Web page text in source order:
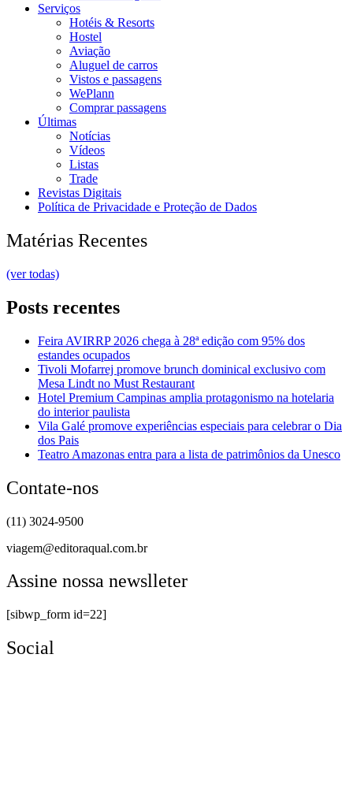
Serviços
Hotéis & Resorts
Hostel
Aviação
Aluguel de carros
Vistos e passagens
WePlann
Comprar passagens
Últimas
Notícias
Vídeos
Listas
Trade
Revistas Digitais
Política de Privacidade e Proteção de Dados
Matérias Recentes
(ver todas)
Posts recentes
Feira AVIRRP 2026 chega à 28ª edição com 95% dos
estandes ocupados
Tivoli Mofarrej promove brunch dominical exclusivo com
Mesa Lindt no Must Restaurant
Hotel Premium Campinas amplia protagonismo na hotelaria
do interior paulista
Vila Galé promove experiências especiais para celebrar o Dia
dos Pais
Teatro Amazonas entra para a lista de patrimônios da Unesco
Contate-nos
(11) 3024-9500
viagem@editoraqual.com.br
Assine nossa newslleter
[sibwp_form id=22]
Social